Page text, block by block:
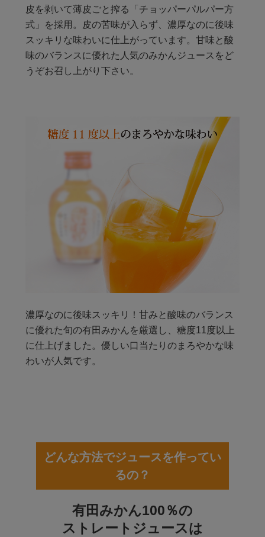
皮を剥いて薄皮ごと搾る「チョッパーパルパー方
式」を採用。皮の苦味が入らず、濃厚なのに後味
スッキリな味わいに仕上がっています。甘味と酸
味のバランスに優れた人気のみかんジュースをど
うぞお召し上がり下さい。
濃厚なのに後味スッキリ！甘みと酸味のバランス
に優れた旬の有田みかんを厳選し、糖度11度以上
に仕上げました。優しい口当たりのまろやかな味
わいが人気です。
どんな方法でジュースを作ってい
るの？
有田みかん100％の
ストレートジュースは